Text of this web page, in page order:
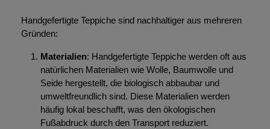
Handgefertigte Teppiche sind nachhaltiger aus mehreren
Gründen:
Materialien: Handgefertigte Teppiche werden oft aus
natürlichen Materialien wie Wolle, Baumwolle und
Seide hergestellt, die biologisch abbaubar und
umweltfreundlich sind. Diese Materialien werden
häufig lokal beschafft, was den ökologischen
Fußabdruck durch den Transport reduziert.